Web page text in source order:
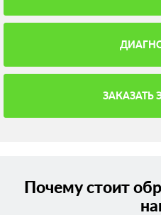
ЗАКАЗАТЬ
Почему стоит